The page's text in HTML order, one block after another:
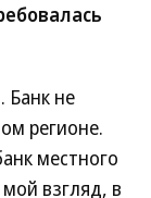
Банк не
регионе.
местного
взгляд, в